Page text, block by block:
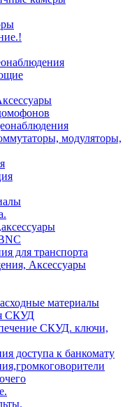
модуляторы,
для транспорта
Аксессуары
материалы
СКУД
СКУД. ключи,
доступа к банкомату